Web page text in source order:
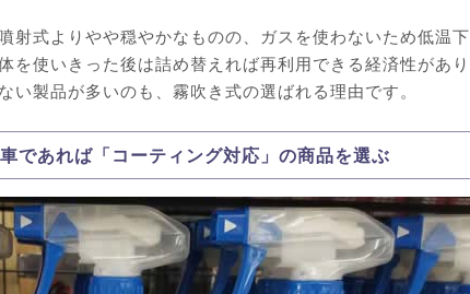
射式よりやや穏やかなものの、ガスを使わないため低温下
を使いきった後は詰め替えれば再利用できる経済性があり
い製品が多いのも、霧吹き式の選ばれる理由です。
であれば「コーティング対応」の商品を選ぶ